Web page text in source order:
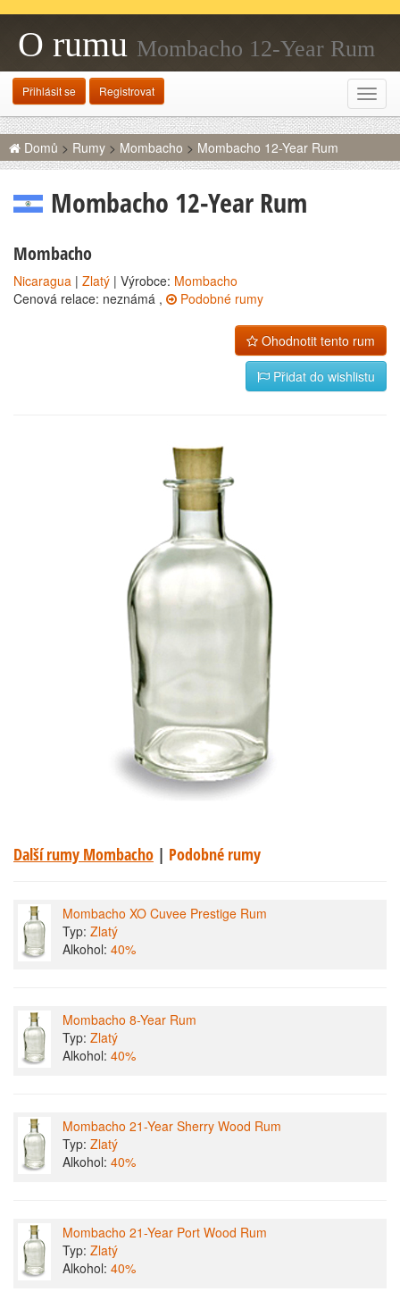
O rumu Mombacho 12-Year Rum
Přihlásit se Registrovat
Domů > Rumy > Mombacho > Mombacho 12-Year Rum
Mombacho 12-Year Rum
Mombacho
Nicaragua | Zlatý | Výrobce: Mombacho
Cenová relace: neznámá ,
Podobné rumy
Ohodnotit tento rum
Přidat do wishlistu
Další rumy Mombacho | Podobné rumy
Mombacho XO Cuvee Prestige Rum
Typ: Zlatý
Alkohol: 40%
Mombacho 8-Year Rum
Typ: Zlatý
Alkohol: 40%
Mombacho 21-Year Sherry Wood Rum
Typ: Zlatý
Alkohol: 40%
Mombacho 21-Year Port Wood Rum
Typ: Zlatý
Alkohol: 40%